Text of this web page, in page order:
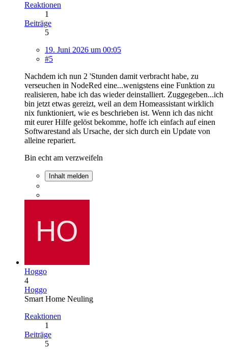
Reaktionen
1
Beiträge
5
19. Juni 2026 um 00:05
#5
Nachdem ich nun 2 'Stunden damit verbracht habe, zu
verseuchen in NodeRed eine...wenigstens eine Funktion zu
realisieren, habe ich das wieder deinstalliert. Zuggegeben...ich
bin jetzt etwas gereizt, weil an dem Homeassistant wirklich
nix funktioniert, wie es beschrieben ist. Wenn ich das nicht
mit eurer Hilfe gelöst bekomme, hoffe ich einfach auf einen
Softwarestand als Ursache, der sich durch ein Update von
alleine repariert.
Bin echt am verzweifeln
Inhalt melden
Hoggo
4
Hoggo
Smart Home Neuling
Reaktionen
1
Beiträge
5